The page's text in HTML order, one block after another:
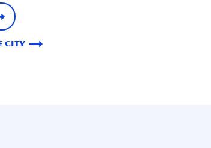
City